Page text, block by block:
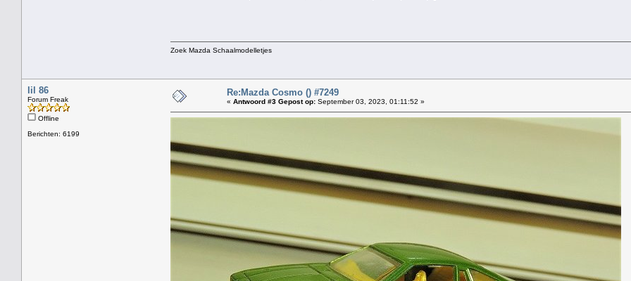
Zoek Mazda Schaalmodelletjes
lil 86
Forum Freak
Offline
Berichten: 6199
Re:Mazda Cosmo () #7249
« Antwoord #3 Gepost op: September 03, 2023, 01:11:52 »